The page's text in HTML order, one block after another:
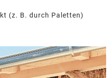
(z. B. durch Paletten)